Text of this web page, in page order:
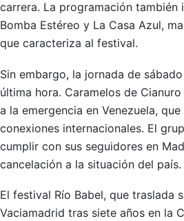
carrera. La programación también
Bomba Estéreo y La Casa Azul,
que caracteriza al festival.
Sin embargo, la jornada de
última hora. Caramelos de
a la emergencia en Venezuela,
conexiones internacionales. El
cumplir con sus seguidores en
cancelación a la situación del país.
El festival Río Babel, que traslada
Vaciamadrid tras siete años en la